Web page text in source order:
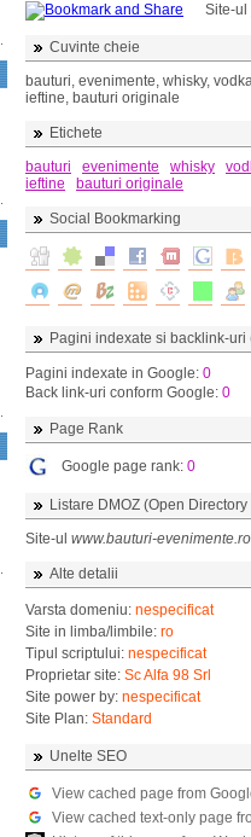
Site-ul
Cuvinte cheie
bauturi, evenimente, whisky,
ieftine, bauturi originale
Etichete
bauturi
evenimente whisky
ieftine
bauturi originale
Social Bookmarking
Pagini indexate si backlink-uri
Pagini indexate in Google: 0
Back link-uri conform Google: 0
Page Rank
Google page rank: 0
Listare DMOZ (Open
Site-ul www.bauturi-evenimente.ro
Alte detalii
Varsta domeniu: nespecificat
Site in limba/limbile: ro
Tipul scriptului: nespecificat
Proprietar site: Sc Alfa 98 Srl
Site power by: nespecificat
Site Plan: Standard
Unelte SEO
View cached page from
View cached text-only page